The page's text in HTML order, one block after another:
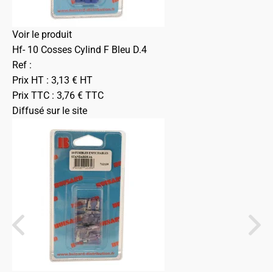
Voir le produit
Hf- 10 Cosses Cylind F Bleu D.4
Ref :
Prix HT : 3,13 € HT
Prix TTC : 3,76 € TTC
Diffusé sur le site